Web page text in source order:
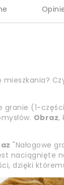
granie (1-
Obraz,
"Nałogowe
naciągnięte
dzięki